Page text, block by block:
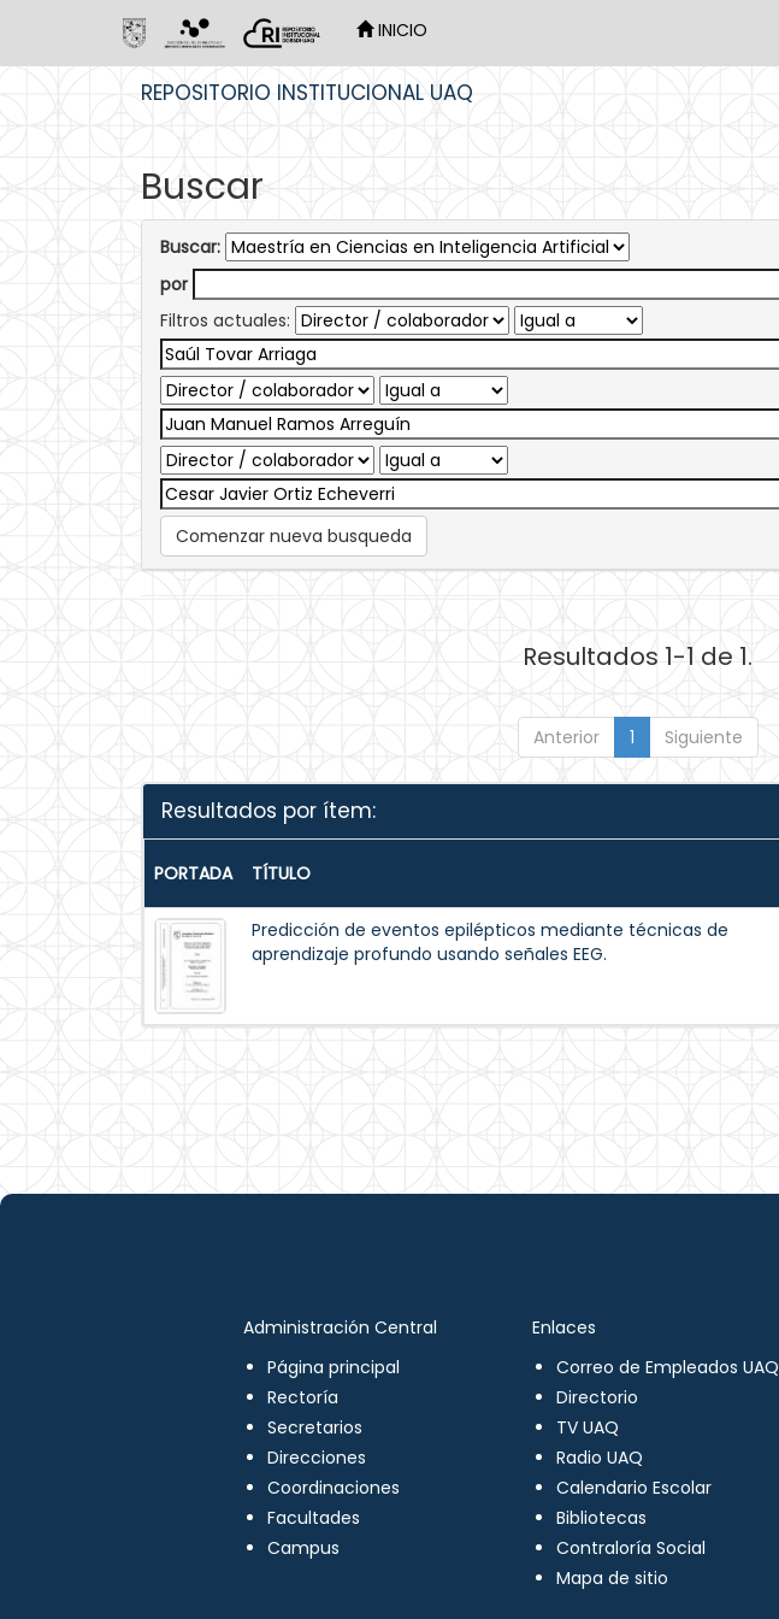
INICIO
REPOSITORIO INSTITUCIONAL UAQ
Buscar
Buscar:
por
Filtros actuales:
Comenzar nueva busqueda
Resultados 1-1 de 1.
Anterior 1 Siguiente
Resultados por ítem:
PORTADA TÍTULO
Predicción de eventos epilépticos mediante técnicas de
aprendizaje profundo usando señales EEG.
Administración Central
Página principal
Rectoría
Secretarios
Direcciones
Coordinaciones
Facultades
Campus
Enlaces
Correo de Empleados UAQ
Directorio
TV UAQ
Radio UAQ
Calendario Escolar
Bibliotecas
Contraloría Social
Mapa de sitio